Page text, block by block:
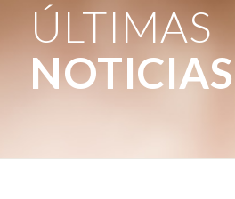
ÚLTIMAS
NOTICIAS